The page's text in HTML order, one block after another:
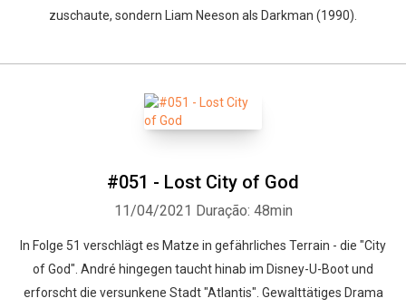
zuschaute, sondern Liam Neeson als Darkman (1990).
#051 - Lost City of God
11/04/2021 Duração: 48min
In Folge 51 verschlägt es Matze in gefährliches Terrain - die "City
of God". André hingegen taucht hinab im Disney-U-Boot und
erforscht die versunkene Stadt "Atlantis". Gewalttätiges Drama